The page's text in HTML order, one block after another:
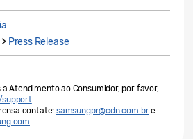
Press Release
Atendimento ao Consumidor, por favor,
support.
contate: samsungpr@cdn.com.bre
.